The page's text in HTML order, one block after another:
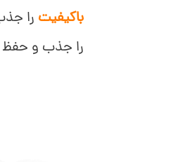
باکیفیت را
را جذب و حفظ